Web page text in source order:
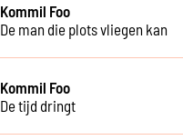
Kommil Foo
De man die plots vliegen kan
Kommil Foo
De tijd dringt